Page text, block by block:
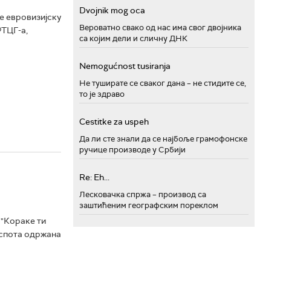
евровизијску
а,
ти
одржана
Dvojnik mog oca
Вероватно свако од нас има свог двојника
са којим дели и сличну ДНК
Nemogućnost tusiranja
Не туширате се сваког дана – не стидите се,
то је здраво
Cestitke za uspeh
Да ли сте знали да се најбоље грамофонске
ручице производе у Србији
Re: Eh...
Лесковачка спржа – производ са
заштићеним географским пореклом